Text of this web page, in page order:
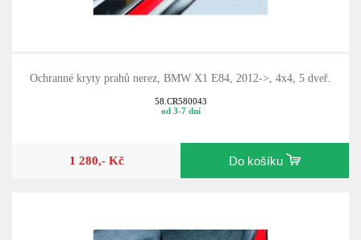
Ochranné kryty prahů nerez, BMW X1 E84, 2012->, 4x4, 5 dveř.
58.CR580043
od 3-7 dní
1 280,- Kč Do košíku